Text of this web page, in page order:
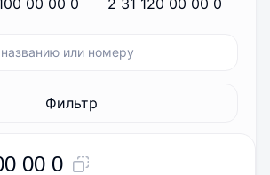
00 00 0 2 31 120 00 00 0
Фильтр
00 0